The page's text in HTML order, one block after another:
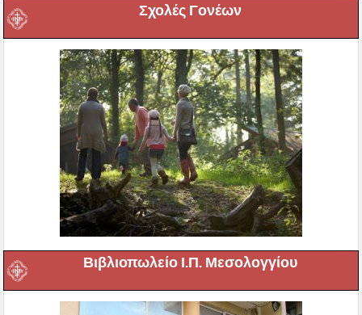
Σχολές Γονέων
Βιβλιοπωλείο Ι.Π. Μεσολογγίου